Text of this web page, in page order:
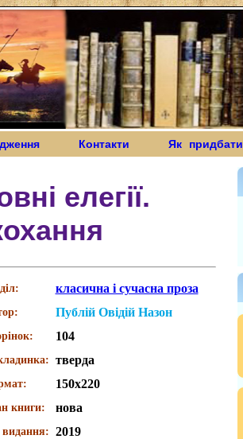
Контакти Як придбати
елегії.
класична і сучасна проза
Публій Овідій Назон
104
тверда
150х220
книги: нова
видання: 2019